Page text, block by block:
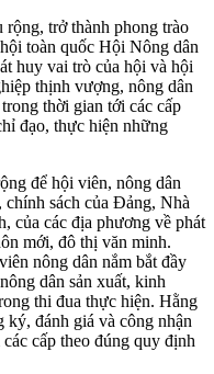
rộng, trở thành phong trào
toàn quốc Hội Nông dân
huy vai trò của hội và hội
thịnh vượng, nông dân
thời gian tới các cấp
đạo, thực hiện những
để hội viên, nông dân
sách của Đảng, Nhà
của các địa phương về phát
mới, đô thị văn minh.
nông dân nắm bắt đầy
dân sản xuất, kinh
thi đua thực hiện. Hằng
ký, đánh giá và công nhận
cấp theo đúng quy định